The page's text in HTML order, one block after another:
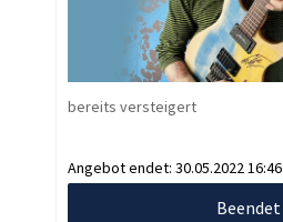
bereits versteigert
Angebot endet: 30.05.2022 16:46
Beendet